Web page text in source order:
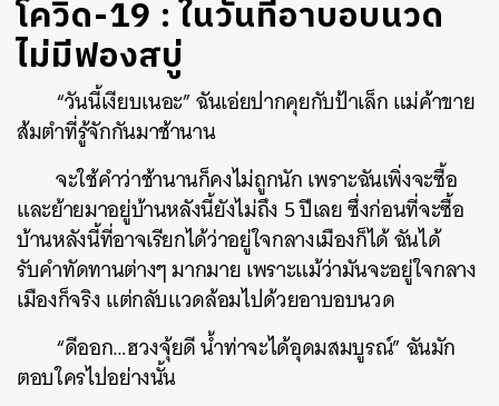
โควิด-19 : ในวันที่อาบอบนวด
ไม่มีฟองสบู่
“วันนี้เงียบเนอะ”ฉันเอ่ยปากคุยกับป้าเล็ก แม่ค้าขาย
ส้มตำที่รู้จักกันมาช้านาน
จะใช้คำว่าช้านานก็คงไม่ถูกนัก เพราะฉันเพิ่งจะซื้อ
และย้ายมาอยู่บ้านหลังนี้ยังไม่ถึง 5ปีเลย ซึ่งก่อนที่จะซื้อ
บ้านหลังนี้ที่อาจเรียกได้ว่าอยู่ใจกลางเมืองก็ได้ ฉันได้
รับคำทัดทานต่างๆ มากมาย เพราะแม้ว่ามันจะอยู่ใจกลาง
เมืองก็จริง แต่กลับแวดล้อมไปด้วยอาบอบนวด
“ดีออก…ฮวงจุ้ยดี น้ำท่าจะได้อุดมสมบูรณ์”ฉันมัก
ตอบใครไปอย่างนั้น